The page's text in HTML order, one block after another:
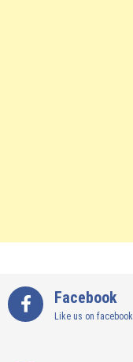
Facebook
Like us on facebook